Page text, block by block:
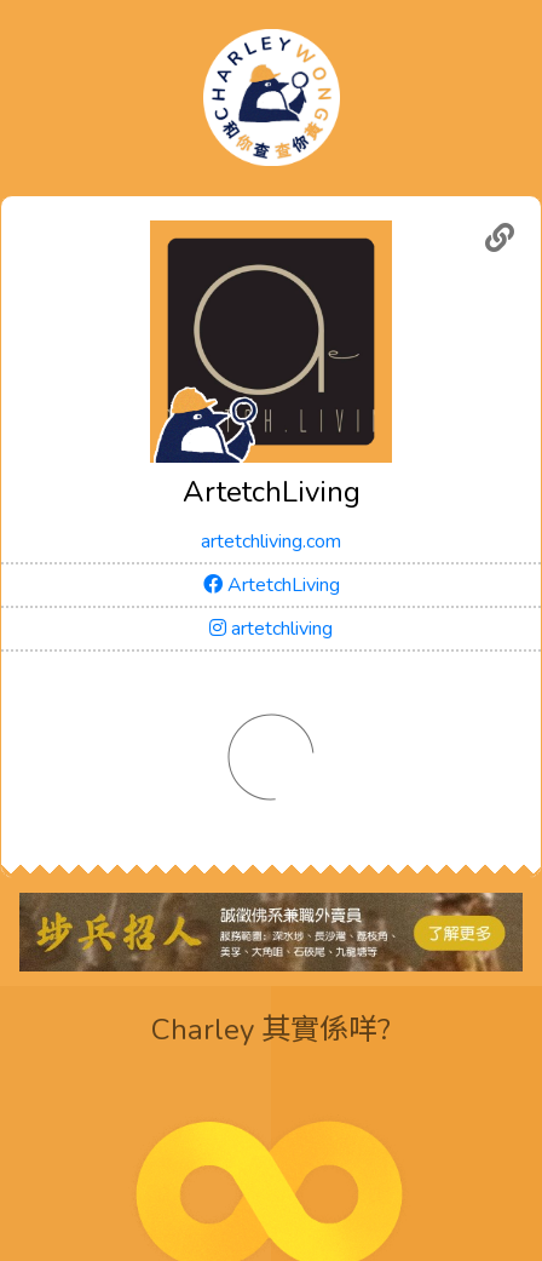
ArtetchLiving
artetchliving.com
ArtetchLiving
artetchliving
Charley 其實係咩?